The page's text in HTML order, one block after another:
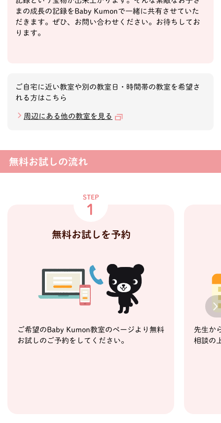
まの成長の記録をBaby Kumonで一緒に共有させていた
だきます。ぜひ、お問い合わせください。お待ちしてお
ります。
ご自宅に近い教室や別の教室日・時間帯の教室を希望さ
れる方はこちら
周辺にある他の教室を見る
無料お試しの流れ
STEP
1
無料お試しを予約
ご希望のBaby Kumon教室のページより無料
お試しのご予約をしてください。
先生か
相談の